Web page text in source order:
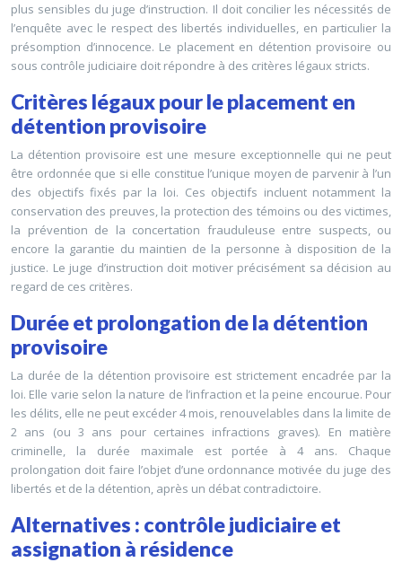
plus sensibles du juge d’instruction. Il doit concilier les nécessités de
l’enquête avec le respect des libertés individuelles, en particulier la
présomption d’innocence. Le placement en détention provisoire ou
sous contrôle judiciaire doit répondre à des critères légaux stricts.
Critères légaux pour le placement en
détention provisoire
La détention provisoire est une mesure exceptionnelle qui ne peut
être ordonnée que si elle constitue l’unique moyen de parvenir à l’un
des objectifs fixés par la loi. Ces objectifs incluent notamment la
conservation des preuves, la protection des témoins ou des victimes,
la prévention de la concertation frauduleuse entre suspects, ou
encore la garantie du maintien de la personne à disposition de la
justice. Le juge d’instruction doit motiver précisément sa décision au
regard de ces critères.
Durée et prolongation de la détention
provisoire
La durée de la détention provisoire est strictement encadrée par la
loi. Elle varie selon la nature de l’infraction et la peine encourue. Pour
les délits, elle ne peut excéder 4 mois, renouvelables dans la limite de
2 ans (ou 3 ans pour certaines infractions graves). En matière
criminelle, la durée maximale est portée à 4 ans. Chaque
prolongation doit faire l’objet d’une ordonnance motivée du juge des
libertés et de la détention, après un débat contradictoire.
Alternatives : contrôle judiciaire et
assignation à résidence